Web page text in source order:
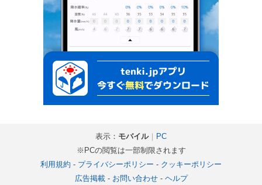
表示： モバイル｜ PC
※PCの閲覧は一部制限されます
利用規約 - プライバシーポリシー - クッキーポリシー
広告掲載- お問い合わせ- ヘルプ